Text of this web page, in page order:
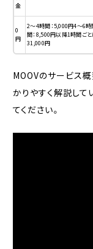
金
0
円
2〜4時間：5,000円4〜6
間：8,500円以降1時間ごと
31,000円
MOOVのサービス
かりやすく解説して
てください。